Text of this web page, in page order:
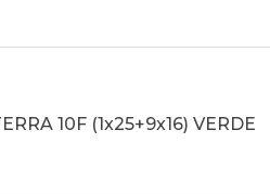
10F (1x25+9x16) VERDE